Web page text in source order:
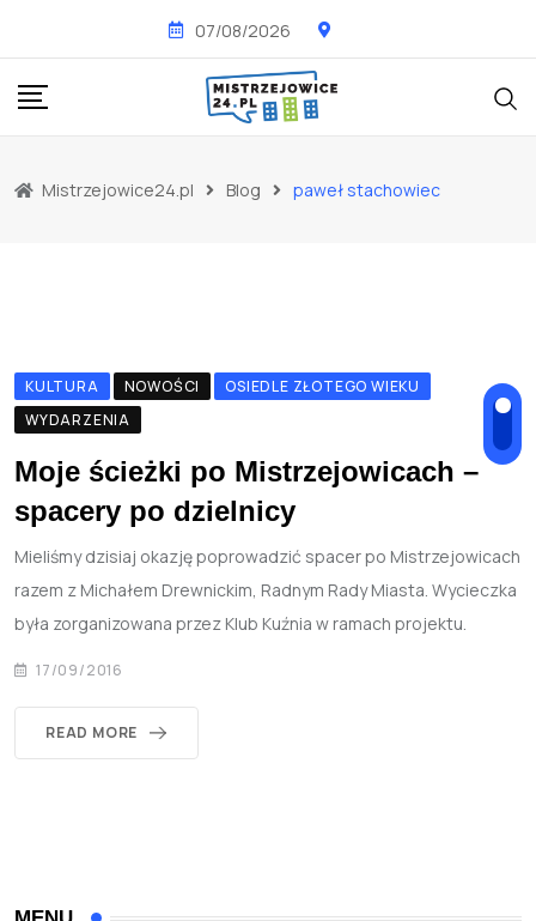
content
07/08/2026
Mistrzejowice24.pl Blog paweł stachowiec
KULTURA NOWOŚCI
OSIEDLE ZŁOTEGO WIEKU
WYDARZENIA
Moje ścieżki po Mistrzejowicach –
spacery po dzielnicy
Mieliśmy dzisiaj okazję poprowadzić spacer po Mistrzejowicach
razem z Michałem Drewnickim, Radnym Rady Miasta. Wycieczka
była zorganizowana przez Klub Kuźnia w ramach projektu.
17/09/2016
READ MORE